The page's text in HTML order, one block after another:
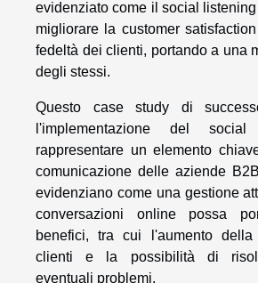
evidenziato come il social
migliorare la customer
fedeltà dei clienti, portando a una
degli stessi.
Questo case study di
l'implementazione del
rappresentare un elemento
comunicazione delle aziende
evidenziano come una gestione
conversazioni online possa
benefici, tra cui l'aumento della
clienti e la possibilità di
eventuali problemi.